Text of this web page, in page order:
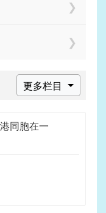
更多栏目
同胞在一